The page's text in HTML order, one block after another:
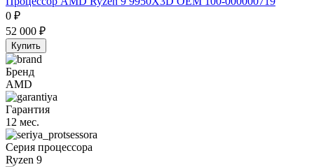
0 ₽
52 000 ₽
Купить
Бренд
AMD
Гарантия
12 мес.
Серия процессора
Ryzen 9